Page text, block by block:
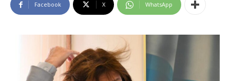
Facebook X WhatsApp